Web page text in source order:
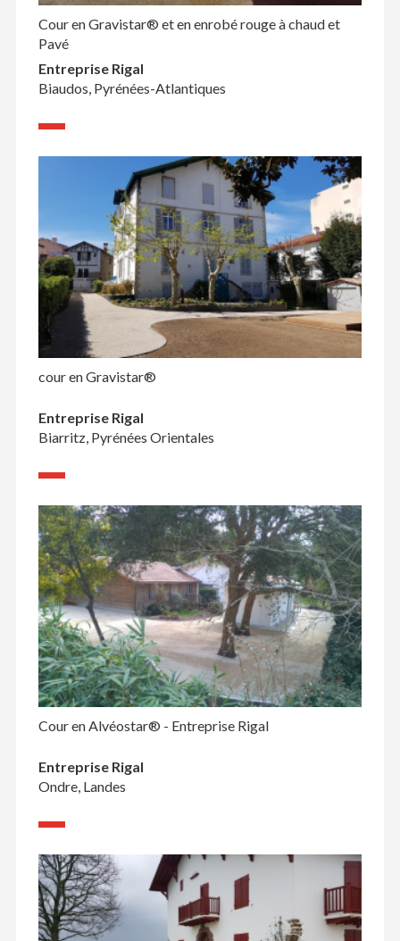
Cour en Gravistar® et en enrobé rouge à chaud et
Pavé
Entreprise Rigal
Biaudos, Pyrénées-Atlantiques
cour en Gravistar®
Entreprise Rigal
Biarritz, Pyrénées Orientales
Cour en Alvéostar® - Entreprise Rigal
Entreprise Rigal
Ondre, Landes